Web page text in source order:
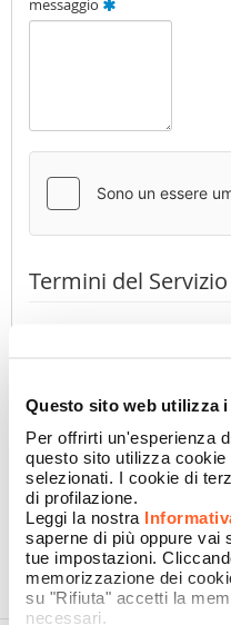
Questo sito web utilizza
Per offrirti un'esperienza
questo sito utilizza
selezionati. I cookie di
di profilazione.
Leggi la nostra
saperne di più oppure vai
tue impostazioni.
memorizzazione dei
su "Rifiuta" accetti la
necessari.
messaggio
Termini del Servizio
CONFERMA